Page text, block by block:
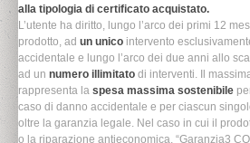
alla tipologia di certificato acquistato.
L’utente ha diritto, lungo l’arco dei primi 12
prodotto, ad un unico intervento
accidentale e lungo l’arco dei due anni allo
ad un numero illimitato di interventi. Il
rappresenta la spesa massima sostenibile
caso di danno accidentale e per ciascun
oltre la garanzia legale. Nel caso in cui il
o la riparazione antieconomica, “Garanzia3